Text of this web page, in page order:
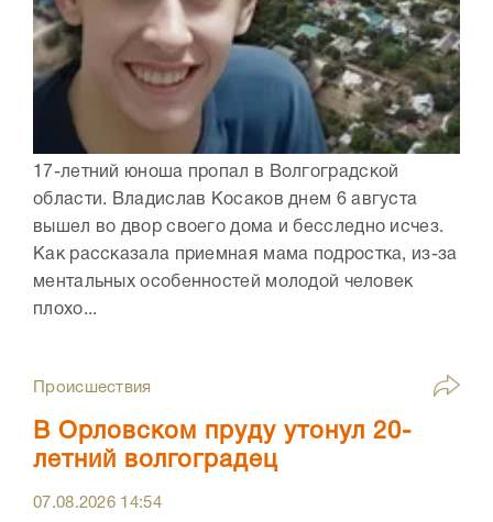
17-летний юноша пропал в Волгоградской
области. Владислав Косаков днем 6 августа
вышел во двор своего дома и бесследно исчез.
Как рассказала приемная мама подростка, из-за
ментальных особенностей молодой человек
плохо...
Происшествия
В Орловском пруду утонул 20-
летний волгоградец
07.08.2026 14:54